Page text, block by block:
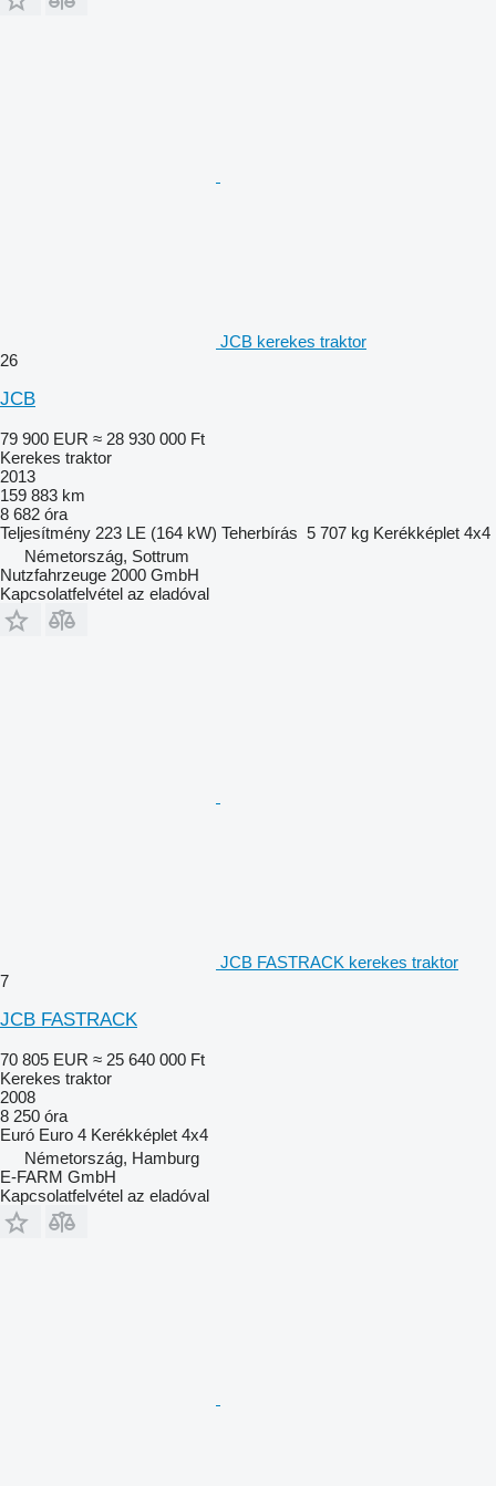
JCB kerekes traktor
26
JCB
79 900 EUR ≈ 28 930 000 Ft
Kerekes traktor
2013
159 883 km
8 682 óra
Teljesítmény 223 LE (164 kW) Teherbírás 5 707 kg Kerékképlet 4x4
Németország, Sottrum
Nutzfahrzeuge 2000 GmbH
Kapcsolatfelvétel az eladóval
JCB FASTRACK kerekes traktor
7
JCB FASTRACK
70 805 EUR ≈ 25 640 000 Ft
Kerekes traktor
2008
8 250 óra
Euró Euro 4 Kerékképlet 4x4
Németország, Hamburg
E-FARM GmbH
Kapcsolatfelvétel az eladóval